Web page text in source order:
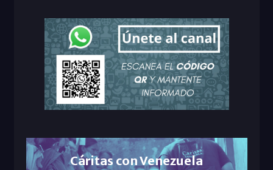
Cáritas con Venezuela